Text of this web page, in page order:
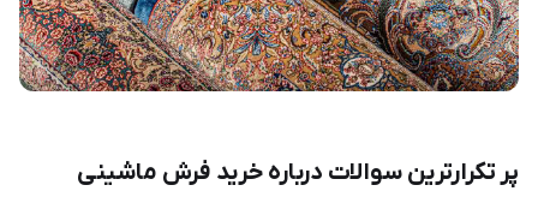
پر تکرارترین سوالات درباره خرید فرش ماشینی